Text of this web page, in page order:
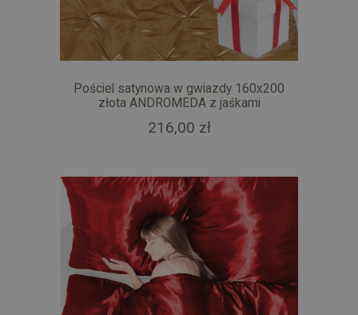
Pościel satynowa w gwiazdy 160x200
złota ANDROMEDA z jaśkami
216,00 zł